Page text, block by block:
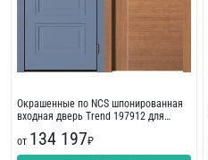
Окрашенные по NCS шпонированная
входная дверь Trend 197912 для
от 134 197₽